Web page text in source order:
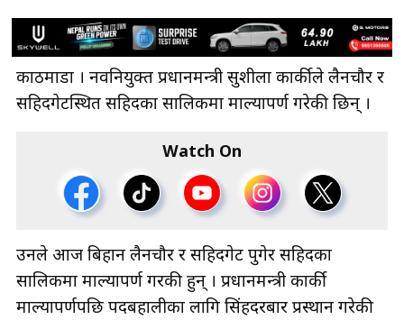
काठमाडौँ । नवनियुक्त प्रधानमन्त्री सुशीला कार्कीले लैनचौर र
सहिदगेटस्थित सहिदका सालिकमा माल्यापर्ण गरेकी छिन् ।
Watch On
उनले आज बिहान लैनचौर र सहिदगेट पुगेर सहिदका
सालिकमा माल्यापर्ण गरकी हुन् । प्रधानमन्त्री कार्की
माल्यापर्णपछि पदबहालीका लागि सिंहदरबार प्रस्थान गरेकी